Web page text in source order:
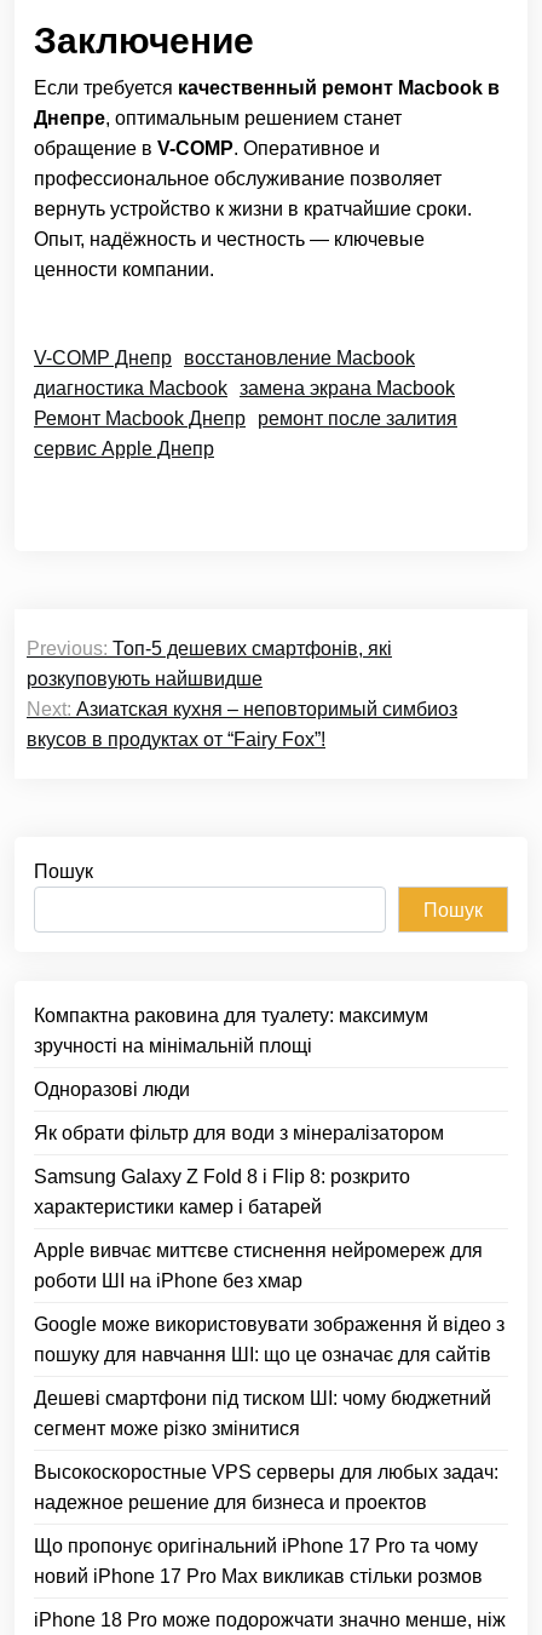
Заключение
Если требуется качественный ремонт Macbook в
Днепре, оптимальным решением станет
обращение в V-COMP. Оперативное и
профессиональное обслуживание позволяет
вернуть устройство к жизни в кратчайшие сроки.
Опыт, надёжность и честность — ключевые
ценности компании.
V-COMP Днепр
восстановление Macbook
диагностика Macbook замена экрана Macbook
Ремонт Macbook Днепр
ремонт после залития
сервис Apple Днепр
записів
Previous: Топ-5 дешевих смартфонів, які
розкуповують найшвидше
Next: Азиатская кухня – неповторимый симбиоз
вкусов в продуктах от “Fairy Fox”!
Пошук
Пошук
Компактна раковина для туалету: максимум
зручності на мінімальній площі
Одноразові люди
Як обрати фільтр для води з мінералізатором
Samsung Galaxy Z Fold 8 і Flip 8: розкрито
характеристики камер і батарей
Apple вивчає миттєве стиснення нейромереж для
роботи ШІ на iPhone без хмар
Google може використовувати зображення й відео з
пошуку для навчання ШІ: що це означає для сайтів
Дешеві смартфони під тиском ШІ: чому бюджетний
сегмент може різко змінитися
Высокоскоростные VPS серверы для любых задач:
надежное решение для бизнеса и проектов
Що пропонує оригінальний iPhone 17 Pro та чому
новий iPhone 17 Pro Max викликав стільки розмов
iPhone 18 Pro може подорожчати значно менше, ніж